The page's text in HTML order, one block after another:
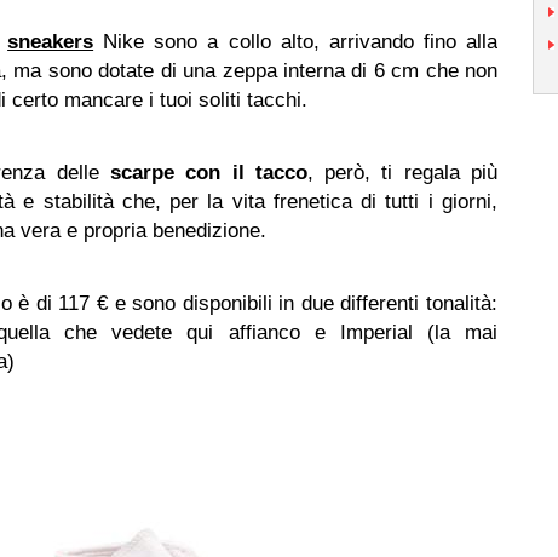
sneakers Nike sono a collo alto, arrivando fino alla
ma sono dotate di una zeppa interna di 6 cm che non
certo mancare i tuoi soliti tacchi.
delle scarpe con il tacco, però, ti regala più
e stabilità che, per la vita frenetica di tutti i giorni,
vera e propria benedizione.
è di 117 € e sono disponibili in due differenti tonalità:
che vedete qui affianco e Imperial (la mai